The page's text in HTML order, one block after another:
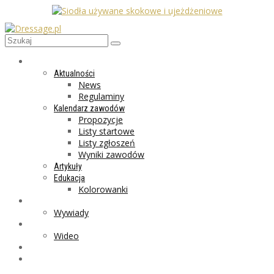
Aktualności
News
Regulaminy
Kalendarz zawodów
Propozycje
Listy startowe
Listy zgłoszeń
Wyniki zawodów
Artykuły
Edukacja
Kolorowanki
Wywiady
Wideo